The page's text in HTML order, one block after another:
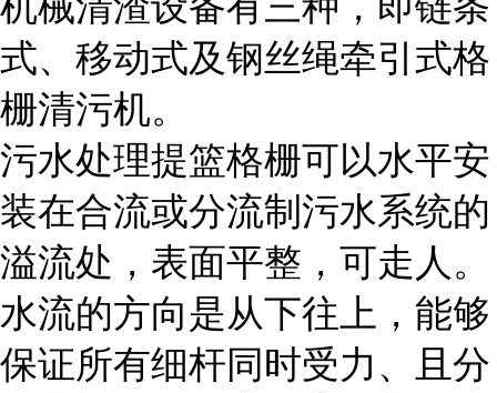
式、移动式及钢丝绳牵引式格
栅清污机。
污水处理提篮格栅可以水平安
装在合流或分流制污水系统的
溢流处，表面平整，可走人。
水流的方向是从下往上，能够
保证所有细杆同时受力、且分